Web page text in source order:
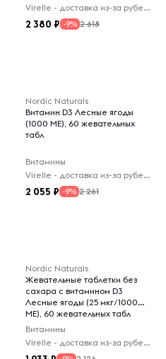
Virelle - доставка из-за рубежа
2 380 -9% 2 618
Nordic Naturals
Витамин D3 Лесные ягоды
(1000 МЕ), 60 жевательных
табл
Витамины
Virelle - доставка из-за рубежа
2 055 -9% 2 261
Nordic Naturals
Жевательные таблетки без
сахара с витамином D3
Лесные ягоды (25 мкг/1000
МЕ), 60 жевательных табл
Витамины
Virelle - доставка из-за рубежа